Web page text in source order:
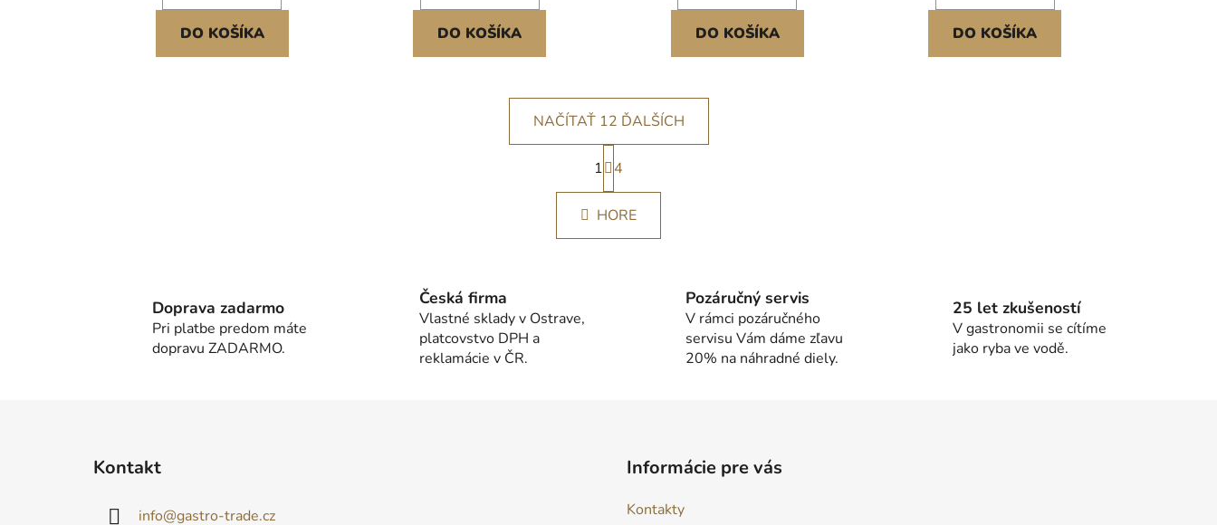
DO KOŠÍKA DO KOŠÍKA DO KOŠÍKA DO KOŠÍKA
O
v
l
á
NAČÍTAŤ 12 ĎALŠÍCH
S
t
r
á
n
k
1 4
HORE
Doprava zadarmo
Pri platbe predom máte
dopravu ZADARMO.
Česká firma
Vlastné sklady v Ostrave,
platcovstvo DPH a
reklamácie v ČR.
Pozáručný servis
V rámci pozáručného
servisu Vám dáme zľavu
20% na náhradné diely.
25 let zkušeností
V gastronomii se cítíme
jako ryba ve vodě.
Kontakt
info@gastro-trade.cz
Informácie pre vás
Kontakty